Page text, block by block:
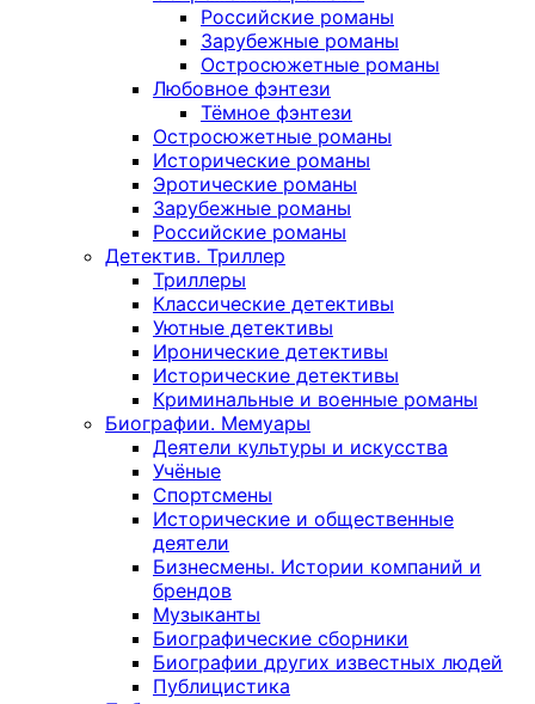
Российские романы
Зарубежные романы
Остросюжетные романы
Любовное фэнтези
Тёмное фэнтези
Остросюжетные романы
Исторические романы
Эротические романы
Зарубежные романы
Российские романы
Детектив. Триллер
Триллеры
Классические детективы
Уютные детективы
Иронические детективы
Исторические детективы
Криминальные и военные романы
Биографии. Мемуары
Деятели культуры и искусства
Учёные
Спортсмены
Исторические и общественные
деятели
Бизнесмены. Истории компаний и
брендов
Музыканты
Биографические сборники
Биографии других известных людей
Публицистика